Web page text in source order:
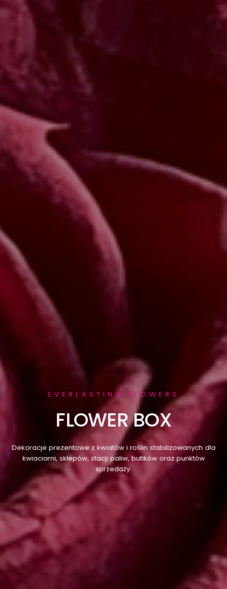
EVERLASTING FLOWERS
FLOWER BOX
Dekoracje prezentowe z kwiatów i roślin stabilizowanych dla
kwiaciarni, sklepów, stacji paliw, butików oraz punktów
sprzedaży.